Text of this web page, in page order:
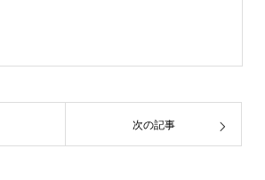
次の記事